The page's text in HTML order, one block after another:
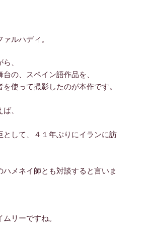
ルハディ。
、
の、スペイン語作品を、
使って撮影したのが本作です。
、
として、４１年ぶりにイランに訪
ハメネイ師とも対談すると言いま
リーですね。